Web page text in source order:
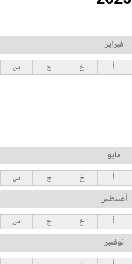
فبراير
أ خ ج س
مايو
أ خ ج س
أغسطس
أ خ ج س
نوفمبر